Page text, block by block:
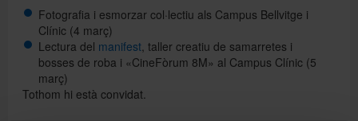
Fotografia i esmorzar col·lectiu als Campus Bellvitge i
Clínic (4 març)
Lectura del manifest, taller creatiu de samarretes i
bosses de roba i «CineFòrum 8M» al Campus Clínic (5
març)
Tothom hi està convidat.